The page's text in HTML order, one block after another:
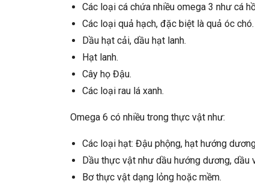
Các loại cá chứa nhiều omega 3 như cá
Các loại quả hạch, đặc biệt là quả óc chó.
Dầu hạt cải, dầu hạt lanh.
Hạt lanh.
Cây họ Đậu.
Các loại rau lá xanh.
Omega 6 có nhiều trong thực vật như:
Các loại hạt: Đậu phộng, hạt hướng
Dầu thực vật như dầu hướng dương, dầu
Bơ thực vật dạng lỏng hoặc mềm.